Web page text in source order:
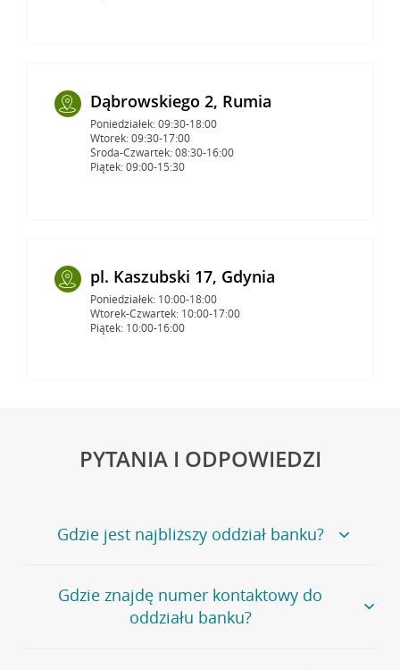
Dąbrowskiego 2, Rumia
Poniedziałek: 09:30-18:00
Wtorek: 09:30-17:00
Środa-Czwartek: 08:30-16:00
Piątek: 09:00-15:30
pl. Kaszubski 17, Gdynia
Poniedziałek: 10:00-18:00
Wtorek-Czwartek: 10:00-17:00
Piątek: 10:00-16:00
PYTANIA I ODPOWIEDZI
Gdzie jest najbliższy oddział banku?
Jeśli szukasz oddziału naszego banku, zapraszamy na
stronęPlacówki i bankomaty, na której znajduje się
wygodna wyszukiwarka.
Gdzie znajdę numer kontaktowy do
oddziału banku?